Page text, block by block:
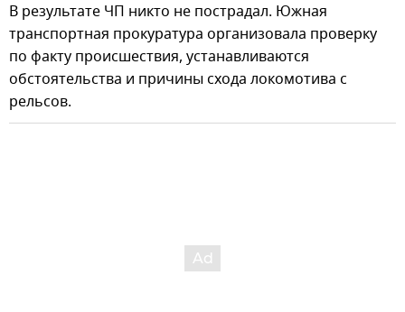
В результате ЧП никто не пострадал. Южная
транспортная прокуратура организовала проверку
по факту происшествия, устанавливаются
обстоятельства и причины схода локомотива с
рельсов.